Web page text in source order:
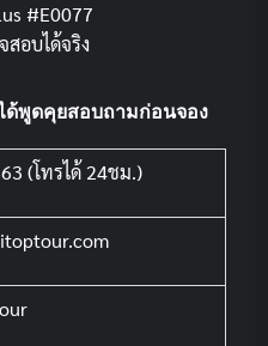
#E0077
สอบได้จริง
ด้พูดคุยสอบถามก่อนจอง
(โทรได้ 24ชม.)